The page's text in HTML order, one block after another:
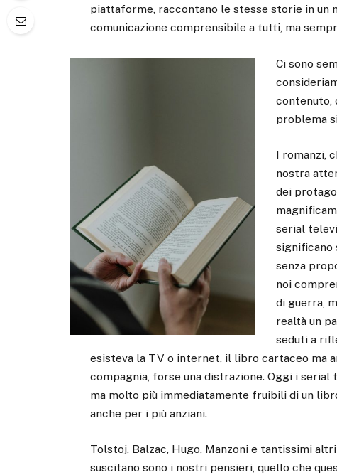
piattaforme, raccontano le stesse storie in un
comunicazione comprensibile a tutti, ma
Ci sono
contenuto,
problema
I romanzi,
nostra
dei
serial
significano
senza
noi
di guerra,
realtà un
seduti a
esisteva la TV o internet, il libro cartaceo ma
compagnia, forse una distrazione. Oggi i serial
ma molto più immediatamente fruibili di un
anche per i più anziani.
Tolstoj, Balzac, Hugo, Manzoni e tantissimi
suscitano sono i nostri pensieri, quello che